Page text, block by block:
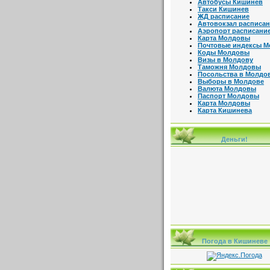
Автобусы Кишинев
Такси Кишинев
ЖД расписание
Автовокзал
Аэропорт
Карта Молдовы
Почтовые индексы
Коды Молдовы
Визы в Молдову
Таможня Молдовы
Посольства в
Выборы в Молдове
Валюта Молдовы
Паспорт Молдовы
Карта Молдовы
Карта Кишинева
Деньги!
Погода в Кишиневе